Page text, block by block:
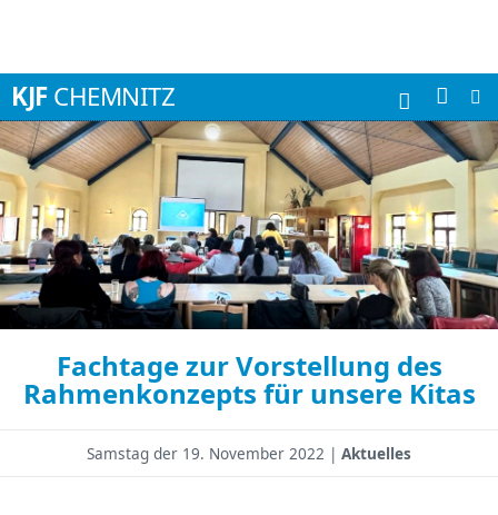
Fachtage zur Vorstellung des
Rahmenkonzepts für unsere Kitas
Samstag der 19. November 2022 | Aktuelles